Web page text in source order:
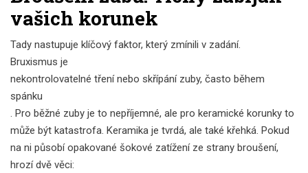
vašich korunek
Tady nastupuje klíčový faktor, který zmínili v zadání.
Bruxismus je
nekontrolovatelné tření nebo skřípání zuby, často během
spánku
. Pro běžné zuby je to nepříjemné, ale pro keramické korunky to
může být katastrofa. Keramika je tvrdá, ale také křehká. Pokud
na ni působí opakované šokové zatížení ze strany broušení,
hrozí dvě věci: